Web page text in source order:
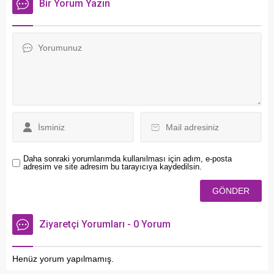
yayımlanarak yürürlüğe
Bir Yorum Yazın
Daha sonraki yorumlarımda kullanılması için adım, e-posta
adresim ve site adresim bu tarayıcıya kaydedilsin.
Ziyaretçi Yorumları - 0 Yorum
Henüz yorum yapılmamış.